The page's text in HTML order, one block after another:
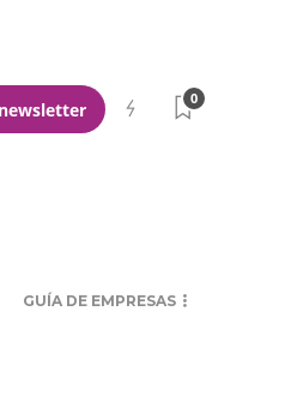
0
GUÍA DE EMPRESAS